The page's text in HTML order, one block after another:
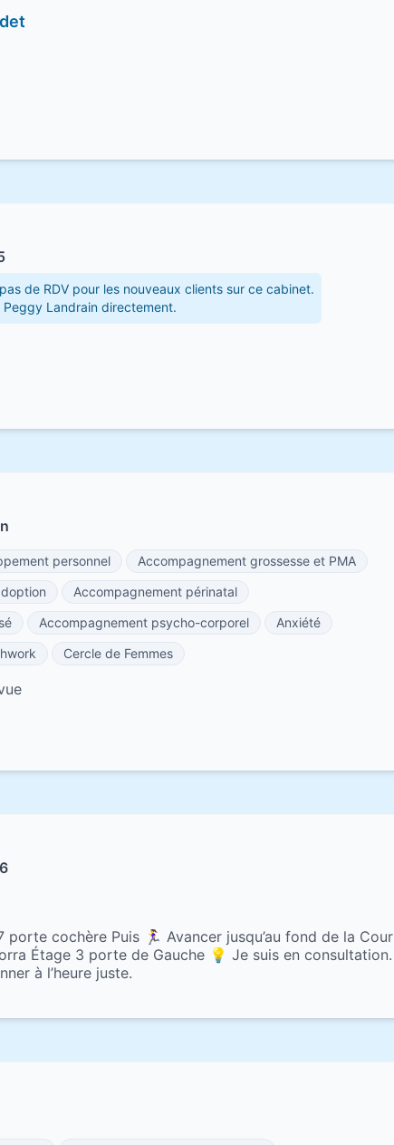
de RDV pour les nouveaux clients sur ce cabinet.
Landrain directement.
personnel
Accompagnement grossesse et PMA
Accompagnement périnatal
Accompagnement psycho-corporel
Anxiété
Cercle de Femmes
porte cochère Puis 🏃‍♀️ Avancer jusqu’au fond de la Cour
Étage 3 porte de Gauche 💡 Je suis en consultation.
à l’heure juste.